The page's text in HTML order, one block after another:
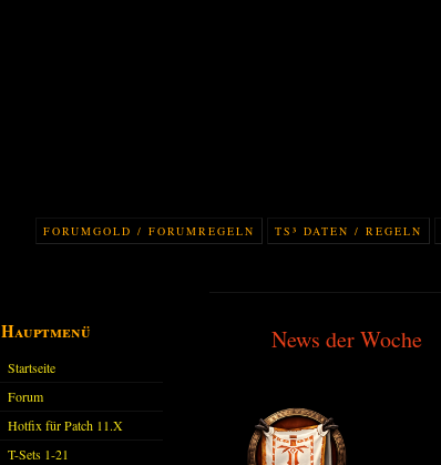
FORUMGOLD / FORUMREGELN TS³ DATEN / REGELN
Hauptmenü
Startseite
Forum
Hotfix für Patch 11.X
T-Sets 1-21
News der Woche